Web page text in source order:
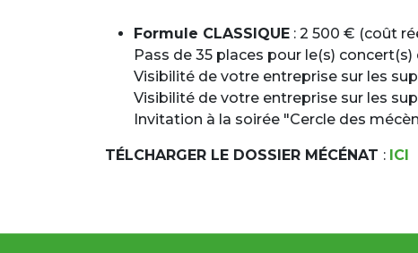
Formule CLASSIQUE : 2 500 € (coût
Pass de 35 places pour le(s)
Visibilité de votre entreprise sur les
Visibilité de votre entreprise sur les
Invitation à la soirée "Cercle des
TÉLCHARGER LE DOSSIER MÉCÉNAT : ICI